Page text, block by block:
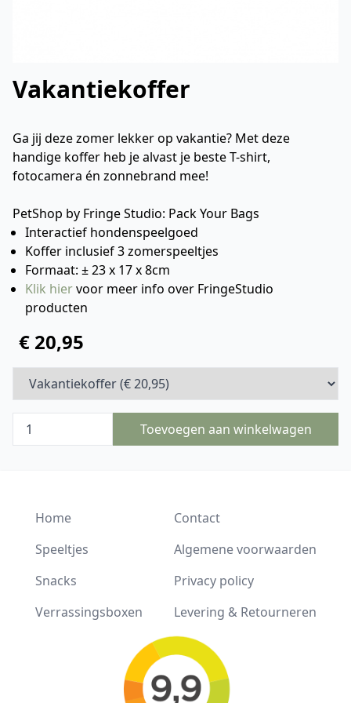
Vakantiekoffer
Ga jij deze zomer lekker op vakantie? Met deze
handige koffer heb je alvast je beste T-shirt,
fotocamera én zonnebrand mee!
PetShop by Fringe Studio: Pack Your Bags
Interactief hondenspeelgoed
Koffer inclusief 3 zomerspeeltjes
Formaat: ± 23 x 17 x 8cm
Klik hiervoor meer info over FringeStudio
producten
€ 20,95
Toevoegen aan winkelwagen
Home
Speeltjes
Snacks
Verrassingsboxen
Contact
Algemene voorwaarden
Privacy policy
Levering & Retourneren